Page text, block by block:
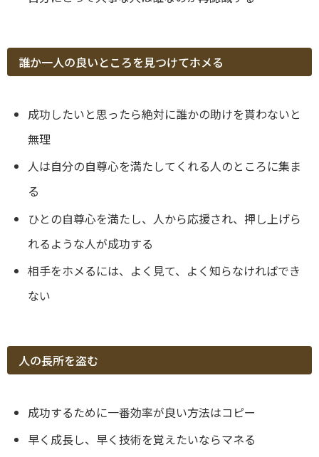
誰か一人の良いところを見つけてホメる
成功したいと思ったら絶対に誰かの助けを貰わないと
無理
人は自分の自尊心を満たしてくれる人のところに集ま
る
ひとの自尊心を満たし、人から応援され、押し上げら
れるような人が成功する
相手をホメるには、よく見て、よく知らなければでき
ない
人の長所を盗む
成功するために一番効率が良い方法はコピー
早く成長し、早く技術を覚えたいならマネる